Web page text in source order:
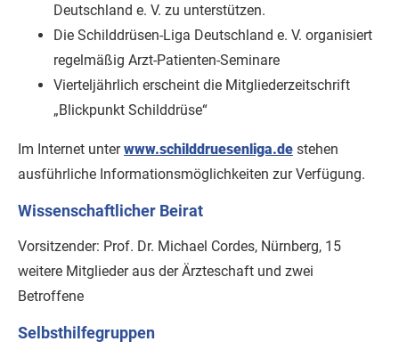
Deutschland e. V. zu unterstützen.
Die Schilddrüsen-Liga Deutschland e. V. organisiert
regelmäßig Arzt-Patienten-Seminare
Vierteljährlich erscheint die Mitgliederzeitschrift
„Blickpunkt Schilddrüse“
Im Internet unterwww.schilddruesenliga.de stehen
ausführliche Informationsmöglichkeiten zur Verfügung.
Wissenschaftlicher Beirat
Vorsitzender: Prof. Dr. Michael Cordes, Nürnberg, 15
weitere Mitglieder aus der Ärzteschaft und zwei
Betroffene
Selbsthilfegruppen